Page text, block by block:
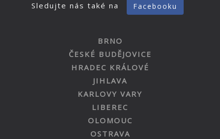
Sledujte nás také na Facebooku
BRNO
ČESKÉ BUDĚJOVICE
HRADEC KRÁLOVÉ
JIHLAVA
KARLOVY VARY
LIBEREC
OLOMOUC
OSTRAVA